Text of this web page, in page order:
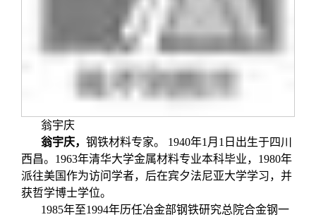
翁宇庆
翁宇庆， 钢铁材料专家。 1940年1月1日出生于四川
西昌。1963年清华大学金属材料专业本科毕业，1980年
派往美国作为访问学者，后在宾夕法尼亚大学学习，并
获哲学博士学位。
1985年至1994年历任冶金部钢铁研究总院合金钢一